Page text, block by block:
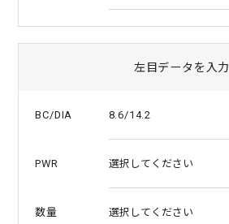
左目データを入力
BC/DIA 8.6/14.2
PWR
数量